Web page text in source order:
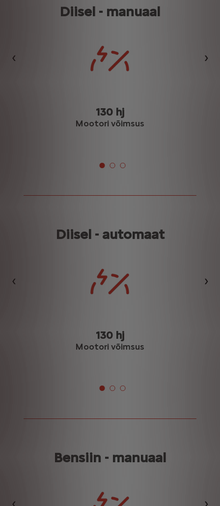
Diisel - manuaal
Eelmine
130 hj
Mootori võimsus
Diisel - automaat
Eelmine
130 hj
Mootori võimsus
Bensiin - manuaal